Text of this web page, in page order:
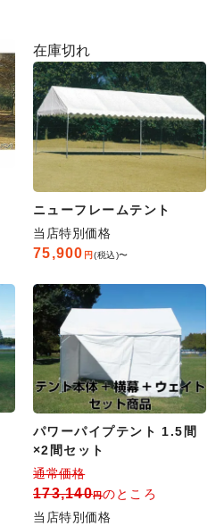
ニューフレームテント
当店特別価格
75,900 税込 〜
在庫切れ
パワーパイプテント 1.5間
×2間セット
通常価格
173,140
のところ
当店特別価格